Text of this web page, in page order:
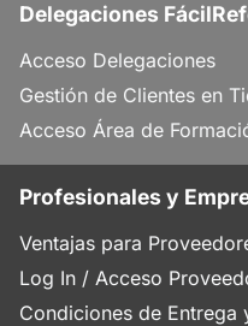
Delegaciones
Acceso Delegaciones
Gestión de Clientes en
Acceso Área de
Profesionales y
Ventajas para
Log In / Acceso
Condiciones de Entrega